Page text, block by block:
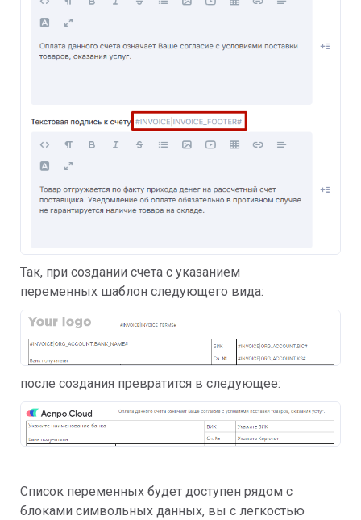
Так, при создании счета с указанием
переменных шаблон следующего вида:
после создания превратится в следующее:
Список переменных будет доступен рядом с
блоками символьных данных, вы с легкостью